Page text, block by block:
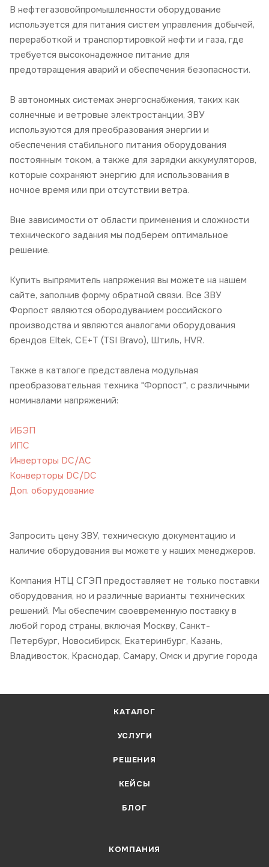
В нефтегазовойпромышленности оборудование
используется для питания систем управления добычей,
переработкой и транспортировкой нефти и газа, где
требуется высоконадежное питание для
предотвращения аварий и обеспечения безопасности.
В автономных системах энергоснабжения, таких как
солнечные и ветровые электростанции, ЗВУ
используются для преобразования энергии и
обеспечения стабильного питания оборудования
постоянным током, а также для зарядки аккумуляторов,
которые сохраняют энергию для использования в
ночное время или при отсутствии ветра.
Вне зависимости от области применения и сложности
технического задания мы подберем оптимальное
решение.
Купить выпрямитель напряжения вы можете на нашем
сайте, заполнив форму обратной связи. Все ЗВУ
Форпост являются обородуванием российского
производства и являются аналогами оборудования
брендов Eltek, CE+T (TSI Bravo), Штиль, HVR.
Также в каталоге представлена модульная
преобразовательная техника "Форпост", с различными
номиналами напряжений:
ИБЭП
ИПС
Инверторы DC/AC
Конверторы DC/DC
Доп. оборудование
Запросить цену ЗВУ, техническую документацию и
наличие оборудования вы можете у наших менеджеров.
Компания НТЦ СГЭП предоставляет не только поставки
оборудования, но и различные варианты технических
решений. Мы обеспечим своевременную поставку в
любой город страны, включая Москву, Санкт-
Петербург, Новосибирск, Екатеринбург, Казань,
Владивосток, Краснодар, Самару, Омск и другие города
КАТАЛОГ
УСЛУГИ
РЕШЕНИЯ
КЕЙСЫ
БЛОГ
КОМПАНИЯ